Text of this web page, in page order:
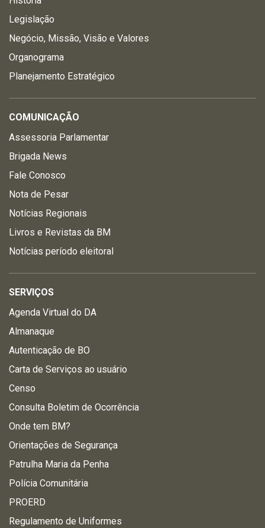
Legislação
Negócio, Missão, Visão e Valores
Organograma
Planejamento Estratégico
COMUNICAÇÃO
Assessoria Parlamentar
Brigada News
Fale Conosco
Nota de Pesar
Notícias Regionais
Livros e Revistas da BM
Notícias período eleitoral
SERVIÇOS
Agenda Virtual do DA
Almanaque
Autenticação de BO
Carta de Serviços ao usuário
Censo
Consulta Boletim de Ocorrência
Onde tem BM?
Orientações de Segurança
Patrulha Maria da Penha
Polícia Comunitária
PROERD
Regulamento de Uniformes